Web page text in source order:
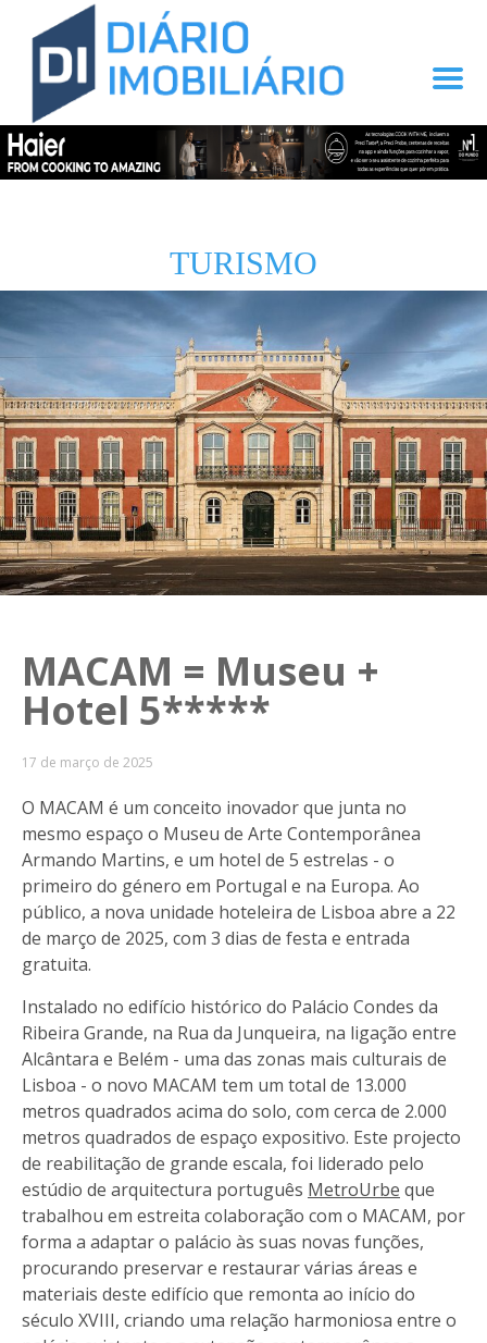
TURISMO
MACAM = Museu +
Hotel 5*****
17 de março de 2025
O MACAM é um conceito inovador que junta no
mesmo espaço o Museu de Arte Contemporânea
Armando Martins, e um hotel de 5 estrelas - o
primeiro do género em Portugal e na Europa. Ao
público, a nova unidade hoteleira de Lisboa abre a 22
de março de 2025, com 3 dias de festa e entrada
gratuita.
Instalado no edifício histórico do Palácio Condes da
Ribeira Grande, na Rua da Junqueira, na ligação entre
Alcântara e Belém - uma das zonas mais culturais de
Lisboa - o novo MACAM tem um total de 13.000
metros quadrados acima do solo, com cerca de 2.000
metros quadrados de espaço expositivo. Este projecto
de reabilitação de grande escala, foi liderado pelo
estúdio de arquitectura português MetroUrbe que
trabalhou em estreita colaboração com o MACAM, por
forma a adaptar o palácio às suas novas funções,
procurando preservar e restaurar várias áreas e
materiais deste edifício que remonta ao início do
século XVIII, criando uma relação harmoniosa entre o